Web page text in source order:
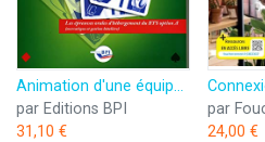
Animation d'une équipe et dynamique commerciale
par Editions BPI
31,10 €
par
24,00 €